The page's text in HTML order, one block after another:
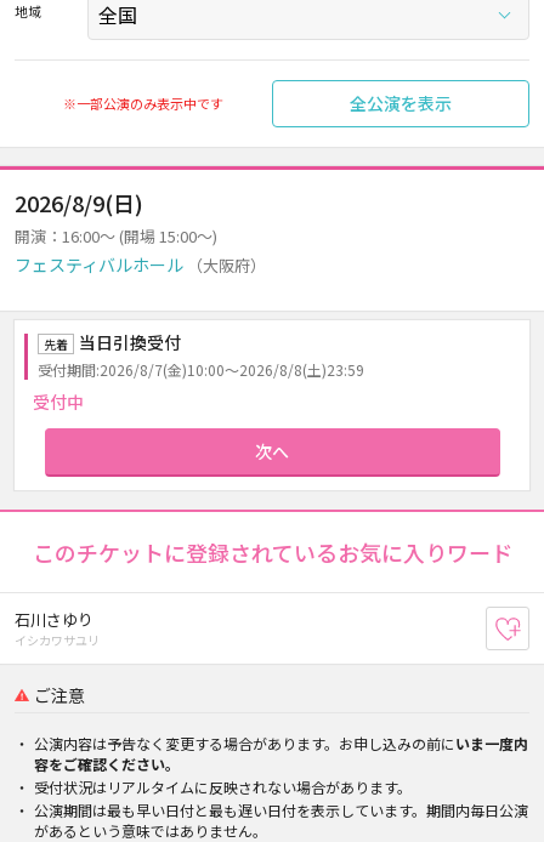
地域
※一部公演のみ表示中です 全公演を表示
2026/8/9(日)
開演：16:00～ (開場 15:00～)
フェスティバルホール （大阪府）
先着 当日引換受付
受付期間:2026/8/7(金)10:00～2026/8/8(土)23:59
受付中
次へ
このチケットに登録されているお気に入りワード
石川さゆり
イシカワサユリ
ご注意
公演内容は予告なく変更する場合があります。お申し込みの前にいま一度内
容をご確認ください。
受付状況はリアルタイムに反映されない場合があります。
公演期間は最も早い日付と最も遅い日付を表示しています。期間内毎日公演
があるという意味ではありません。